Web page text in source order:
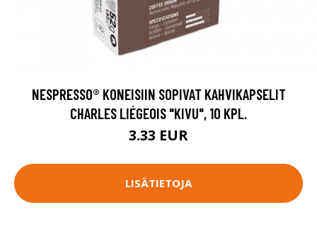
NESPRESSO® KONEISIIN SOPIVAT KAHVIKAPSELIT
CHARLES LIÉGEOIS "KIVU", 10 KPL.
3.33 EUR
LISÄTIETOJA